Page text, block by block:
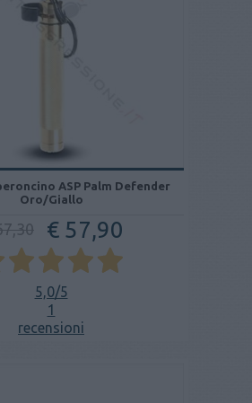
ASP Palm Defender
Oro/Giallo
€ 57,90
5,0/5
1
recensioni